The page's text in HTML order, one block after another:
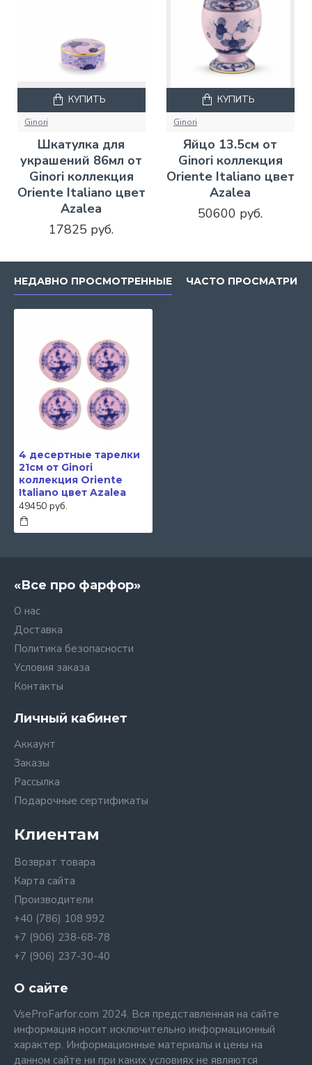
Ginori
Шкатулка для
украшений 86мл от
Ginori коллекция
Oriente Italiano цвет
Azalea
17825 руб.
КУПИТЬ
Ginori
Яйцо 13.5см от
Ginori коллекция
Oriente Italiano цвет
Azalea
50600 руб.
КУПИТЬ
НЕДАВНО ПРОСМОТРЕННЫЕ ЧАСТО
4 десертные тарелки
21см от Ginori
коллекция Oriente
Italiano цвет Azalea
49450 руб.
«Все про фарфор»
О нас
Доставка
Политика безопасности
Условия заказа
Контакты
Личный кабинет
Аккаунт
Заказы
Рассылка
Подарочные сертификаты
Клиентам
Возврат товара
Карта сайта
Производители
+40 (786) 108 992
+7 (906) 238-68-78
+7 (906) 237-30-40
О сайте
VseProFarfor.com 2024. Вся представленная на сайте
информация носит исключительно информационный
характер. Информационные материалы и цены на
данном сайте ни при каких условиях не являются